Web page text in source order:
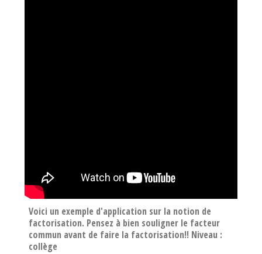
Voici un exemple d'application sur la notion de
factorisation. Pensez à bien souligner le facteur
commun avant de faire la factorisation!! Niveau :
collège